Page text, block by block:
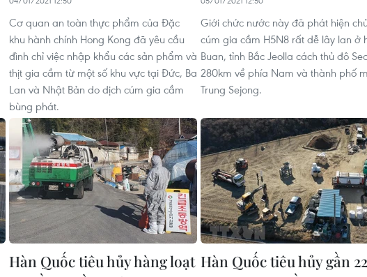
Cơ quan an toàn thực phẩm của Đặc
khu hành chính Hong Kong đã yêu cầu
đình chỉ việc nhập khẩu các sản phẩm và
thịt gia cầm từ một số khu vực tại Đức, Ba
Lan và Nhật Bản do dịch cúm gia cầm
bùng phát.
Giới chức nước này đã phát hiện
cúm gia cầm H5N8 rất dễ lây lan ở
Buan, tỉnh Bắc Jeolla cách thủ đô
280km về phía Nam và thành phố
Trung Sejong.
Hàn Quốc tiêu hủy hàng loạt Hàn Quốc tiêu hủy gần 22